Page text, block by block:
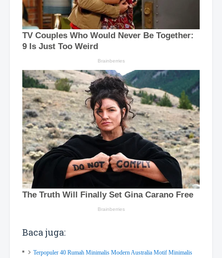
Baca juga:
Terpopuler 40 Rumah Minimalis Modern Australia Motif Minimalis